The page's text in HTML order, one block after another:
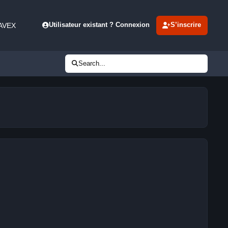
Utilisateur existant ? Connexion S’inscrire
Search...